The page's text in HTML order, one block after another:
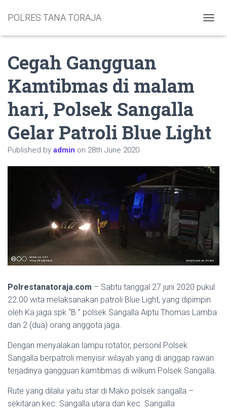
POLRES TANA TORAJA
Cegah Gangguan
Kamtibmas di malam
hari, Polsek Sangalla
Gelar Patroli Blue Light
Published by admin on 28th June 2020
Polrestanatoraja.com – Sabtu tanggal 27 juni 2020 pukul
22.00 wita melaksanakan patroli Blue Light, yang dipimpin
oleh Ka jaga spk “B ” polsek Sangalla Aiptu Thomas Lamba
dan 2 (dua) orang anggota jaga.
Dengan menyalakan lampu rotator, personil Polsek
Sangalla berpatroli menyisir wilayah yang di anggap rawan
terjadinya gangguan kamtibmas di wilkum Polsek Sangalla.
Rute yang dilalui yaitu star di Mako polsek sangalla –
sekitaran kec. Sangalla utara dan kec. Sangalla